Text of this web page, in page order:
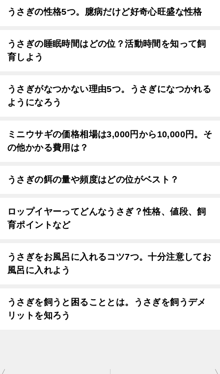
うさぎの性格5つ。臆病だけど好奇心旺盛な性格
うさぎの睡眠時間はどの位？活動時間を知って飼
育しよう
うさぎがなつかない理由5つ。うさぎになつかれる
ようになろう
ミニウサギの価格相場は3,000円から10,000円。そ
の他かかる費用は？
うさぎの餌の量や頻度はどの位がベスト？
ロップイヤーってどんなうさぎ？性格、値段、飼
育ポイントなど
うさぎをお風呂に入れるコツ7つ。十分注意してお
風呂に入れよう
うさぎを飼うと困ることとは。うさぎを飼うデメ
リットを知ろう